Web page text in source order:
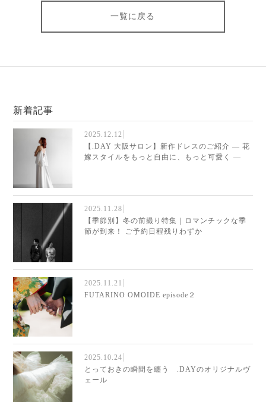
一覧に戻る
新着記事
2025.12.12
【.DAY 大阪サロン】新作ドレスのご紹介 ― 花
嫁スタイルをもっと自由に、もっと可愛く ―
2025.11.28
【季節別】冬の前撮り特集｜ロマンチックな季
節が到来！ ご予約日程残りわずか
2025.11.21
FUTARINO OMOIDE episode２
2025.10.24
とっておきの瞬間を纏う .DAYのオリジナルヴ
ェール